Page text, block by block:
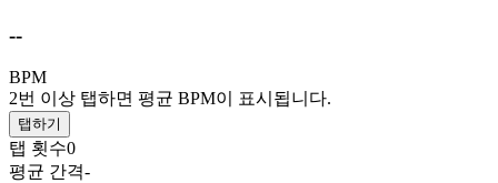
--
BPM
2번 이상 탭하면 평균 BPM이 표시됩니다.
탭하기
탭 횟수0
평균 간격-